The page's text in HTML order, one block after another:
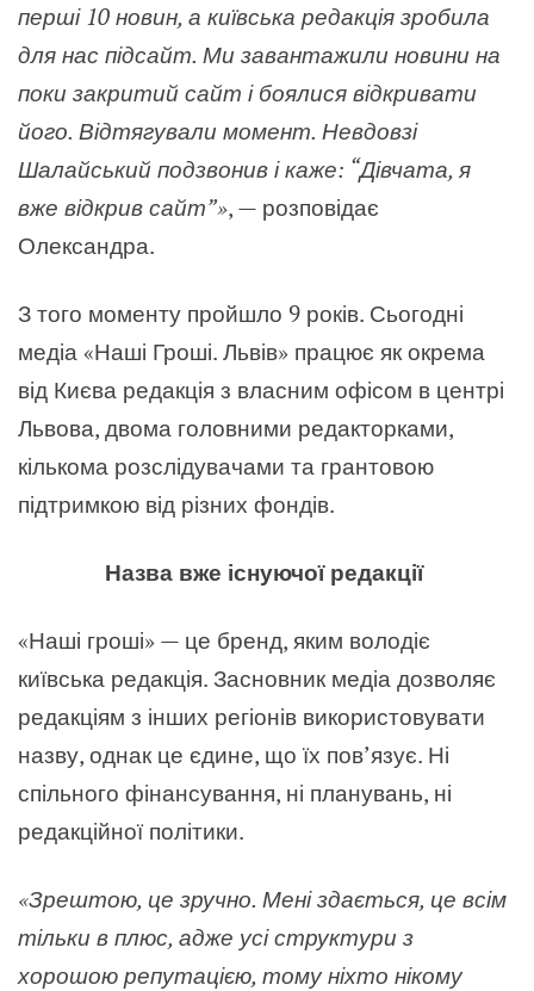
перші 10 новин, а київська редакція зробила
для нас підсайт. Ми завантажили новини на
поки закритий сайт і боялися відкривати
його. Відтягували момент. Невдовзі
Шалайський подзвонив і каже: “Дівчата, я
вже відкрив сайт”», — розповідає
Олександра.
З того моменту пройшло 9 років. Сьогодні
медіа «Наші Гроші. Львів» працює як окрема
від Києва редакція з власним офісом в центрі
Львова, двома головними редакторками,
кількома розслідувачами та грантовою
підтримкою від різних фондів.
Назва вже існуючої редакції
«Наші гроші» — це бренд, яким володіє
київська редакція. Засновник медіа дозволяє
редакціям з інших регіонів використовувати
назву, однак це єдине, що їх пов’язує. Ні
спільного фінансування, ні планувань, ні
редакційної політики.
«Зрештою, це зручно. Мені здається, це всім
тільки в плюс, адже усі структури з
хорошою репутацією, тому ніхто нікому